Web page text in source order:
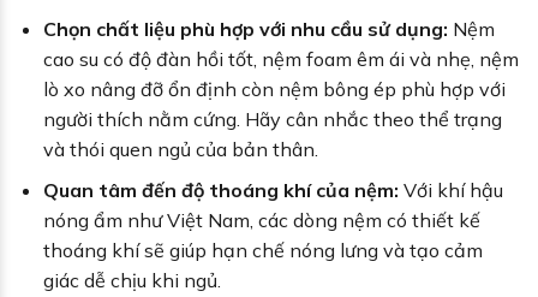
Chọn chất liệu phù hợp với nhu cầu sử dụng: Nệm
cao su có độ đàn hồi tốt, nệm foam êm ái và nhẹ, nệm
lò xo nâng đỡ ổn định còn nệm bông ép phù hợp với
người thích nằm cứng. Hãy cân nhắc theo thể trạng
và thói quen ngủ của bản thân.
Quan tâm đến độ thoáng khí của nệm: Với khí hậu
nóng ẩm như Việt Nam, các dòng nệm có thiết kế
thoáng khí sẽ giúp hạn chế nóng lưng và tạo cảm
giác dễ chịu khi ngủ.